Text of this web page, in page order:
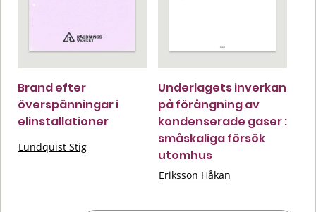
Brand efter
överspänningar i
elinstallationer
Lundquist Stig
Underlagets inverkan
på förångning av
kondenserade gaser :
småskaliga försök
utomhus
Eriksson Håkan